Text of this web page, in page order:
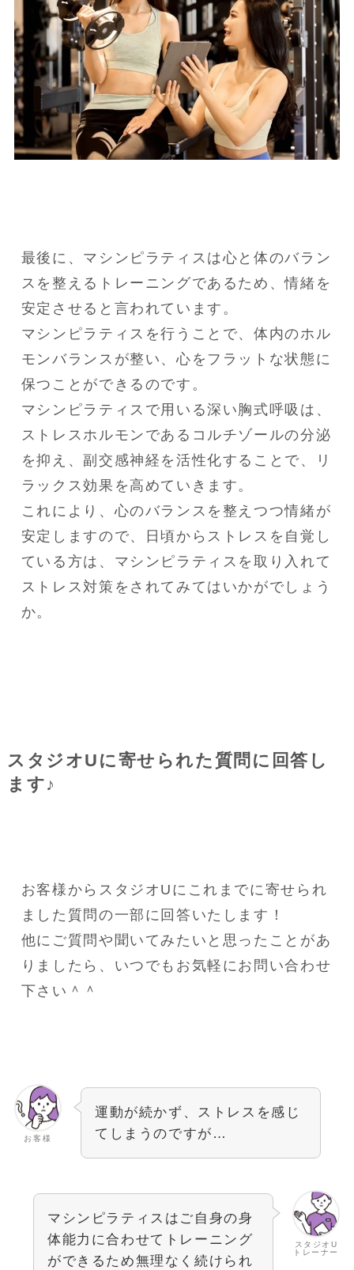
最後に、マシンピラティスは心と体のバラン
スを整えるトレーニングであるため、情緒を
安定させると言われています。
マシンピラティスを行うことで、体内のホル
モンバランスが整い、心をフラットな状態に
保つことができるのです。
マシンピラティスで用いる深い胸式呼吸は、
ストレスホルモンであるコルチゾールの分泌
を抑え、副交感神経を活性化することで、リ
ラックス効果を高めていきます。
これにより、心のバランスを整えつつ情緒が
安定しますので、日頃からストレスを自覚し
ている方は、マシンピラティスを取り入れて
ストレス対策をされてみてはいかがでしょう
か。
スタジオUに寄せられた質問に回答し
ます♪
お客様からスタジオUにこれまでに寄せられ
ました質問の一部に回答いたします！
他にご質問や聞いてみたいと思ったことがあ
りましたら、いつでもお気軽にお問い合わせ
下さい＾＾
お客様
運動が続かず、ストレスを感じ
てしまうのですが…
スタジオU
トレーナー
マシンピラティスはご自身の身
体能力に合わせてトレーニング
ができるため無理なく続けられ